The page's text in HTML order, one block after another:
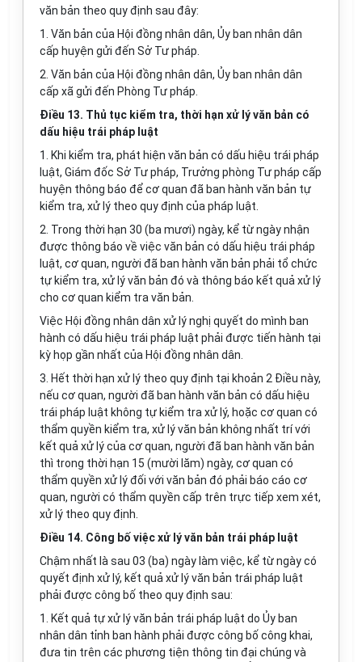
văn bản theo quy định sau đây:
1. Văn bản của Hội đồng nhân dân, Ủy ban nhân dân
cấp huyện gửi đến Sở Tư pháp.
2. Văn bản của Hội đồng nhân dân, Ủy ban nhân dân
cấp xã gửi đến Phòng Tư pháp.
Điều 13. Thủ tục kiểm tra, thời hạn xử lý văn bản có
dấu hiệu trái pháp luật
1. Khi kiểm tra, phát hiện văn bản có dấu hiệu trái pháp
luật, Giám đốc Sở Tư pháp, Trưởng phòng Tư pháp cấp
huyện thông báo để cơ quan đã ban hành văn bản tự
kiểm tra, xử lý theo quy định của pháp luật.
2. Trong thời hạn 30 (ba mươi) ngày, kể từ ngày nhận
được thông báo về việc văn bản có dấu hiệu trái pháp
luật, cơ quan, người đã ban hành văn bản phải tổ chức
tự kiểm tra, xử lý văn bản đó và thông báo kết quả xử lý
cho cơ quan kiểm tra văn bản.
Việc Hội đồng nhân dân xử lý nghị quyết do mình ban
hành có dấu hiệu trái pháp luật phải được tiến hành tại
kỳ họp gần nhất của Hội đồng nhân dân.
3. Hết thời hạn xử lý theo quy định tại khoản 2 Điều này,
nếu cơ quan, người đã ban hành văn bản có dấu hiệu
trái pháp luật không tự kiểm tra xử lý, hoặc cơ quan có
thẩm quyền kiểm tra, xử lý văn bản không nhất trí với
kết quả xử lý của cơ quan, người đã ban hành văn bản
thì trong thời hạn 15 (mười lăm) ngày, cơ quan có
thẩm quyền xử lý đối với văn bản đó phải báo cáo cơ
quan, người có thẩm quyền cấp trên trực tiếp xem xét,
xử lý theo quy định.
Điều 14. Công bố việc xử lý văn bản trái pháp luật
Chậm nhất là sau 03 (ba) ngày làm việc, kể từ ngày có
quyết định xử lý, kết quả xử lý văn bản trái pháp luật
phải được công bố theo quy định sau:
1. Kết quả tự xử lý văn bản trái pháp luật do Ủy ban
nhân dân tỉnh ban hành phải được công bố công khai,
đưa tin trên các phương tiện thông tin đại chúng và